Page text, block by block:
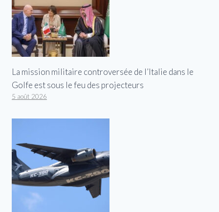
La mission militaire controversée de l’Italie dans le
Golfe est sous le feu des projecteurs
5 août 2026